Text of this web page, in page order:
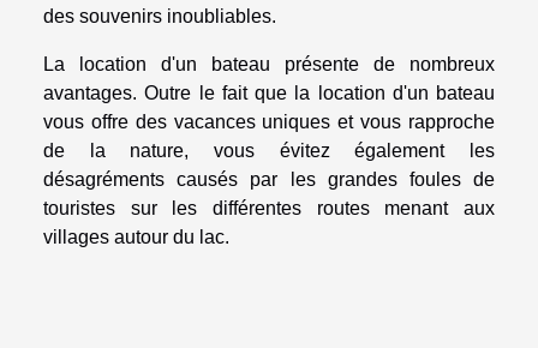
des souvenirs inoubliables.
La location d'un bateau présente de nombreux
avantages. Outre le fait que la location d'un bateau
vous offre des vacances uniques et vous rapproche
de la nature, vous évitez également les
désagréments causés par les grandes foules de
touristes sur les différentes routes menant aux
villages autour du lac.